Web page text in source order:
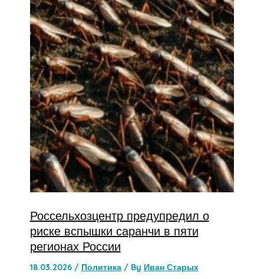
Россельхозцентр предупредил о
риске вспышки саранчи в пяти
регионах России
18.03.2026 / Политика/ By Иван Старых